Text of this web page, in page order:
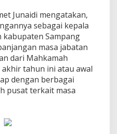
Junaidi mengatakan,
sebagai kepala
kabupaten Sampang
masa jabatan
dari Mahkamah
tahun ini atau awal
dengan berbagai
pusat terkait masa